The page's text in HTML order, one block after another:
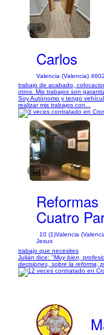
1/9
Carlos
Valencia (Valencia)
trabajo de acabado,
otros. Mis trabajos son
Soy Autónomo y tengo
realizar mis trabajos con...
1/21
Reformas
Cuatro
10 (1)Valencia
Jesus
trabajo que necesites
Julián dice: "Muy bien,
decisiones, sobre la reforma,